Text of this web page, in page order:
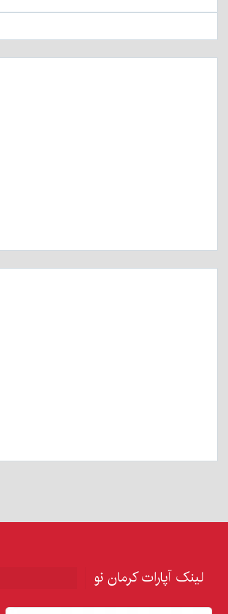
لینک آپارات کرمان نو